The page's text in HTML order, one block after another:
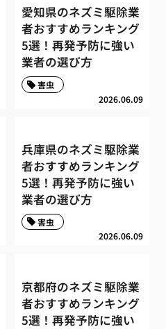
愛知県のネズミ駆除業
者おすすめランキング
5選！再発予防に強い
業者の選び方
2026.06.09
害虫
兵庫県のネズミ駆除業
者おすすめランキング
5選！再発予防に強い
業者の選び方
2026.06.09
害虫
京都府のネズミ駆除業
者おすすめランキング
5選！再発予防に強い